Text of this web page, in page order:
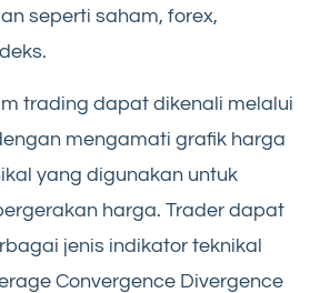
seperti saham, forex,
trading dapat dikenali melalui
mengamati grafik harga
yang digunakan untuk
harga. Trader dapat
jenis indikator teknikal
Convergence Divergence